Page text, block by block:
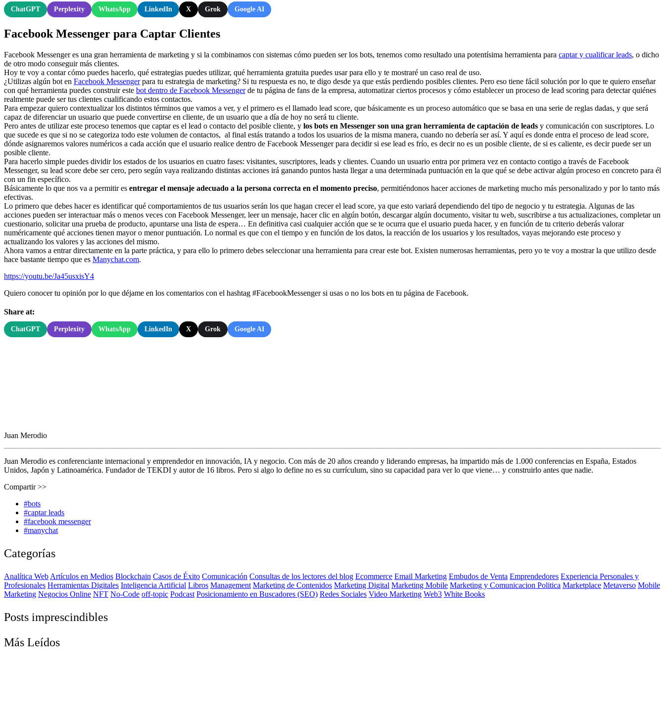
ChatGPT Perplexity WhatsApp LinkedIn X Grok Google AI
Facebook Messenger para Captar Clientes
Facebook Messenger es una gran herramienta de marketing y si la combinamos con sistemas cómo pueden ser los bots, tenemos como resultado una potentísima herramienta para captar y cualificar leads, o dicho
de otro modo conseguir más clientes.
Hoy te voy a contar cómo puedes hacerlo, qué estrategias puedes utilizar, qué herramienta gratuita puedes usar para ello y te mostraré un caso real de uso.
¿Utilizas algún bot en Facebook Messengerpara tu estrategia de marketing? Si tu respuesta es no, te digo desde ya que estás perdiendo posibles clientes. Pero eso tiene fácil solución por lo que te quiero enseñar
con qué herramienta puedes construir este bot dentro de Facebook Messengerde tu página de fans de la empresa, automatizar ciertos procesos y cómo establecer un proceso de lead scoring para detectar quiénes
realmente puede ser tus clientes cualificando estos contactos.
Para empezar quiero contextualizar los distintos términos que vamos a ver, y el primero es el llamado lead score, que básicamente es un proceso automático que se basa en una serie de reglas dadas, y que será
capaz de diferenciar un usuario que puede convertirse en cliente, de un usuario que a día de hoy no será tu cliente.
Pero antes de utilizar este proceso tenemos que captar es el lead o contacto del posible cliente, y los bots en Messenger son una gran herramienta de captación de leads y comunicación con suscriptores. Lo
que sucede es que si no se categoriza todo este volumen de contactos, al final estás tratando a todos los usuarios de la misma manera, cuando no debería ser así. Y aquí es donde entra el proceso de lead score,
dónde asignaremos valores numéricos a cada acción que el usuario realice dentro de Facebook Messenger para decidir si ese lead es frío, es decir no es un posible cliente, de si es caliente, es decir puede ser un
posible cliente.
Para hacerlo simple puedes dividir los estados de los usuarios en cuatro fases: visitantes, suscriptores, leads y clientes. Cuando un usuario entra por primera vez en contacto contigo a través de Facebook
Messenger, su lead score debe ser cero, pero según vaya realizando distintas acciones irá ganando puntos hasta llegar a una determinada puntuación en la que qué se debe activar algún proceso en concreto para él
con un fin específico.
Básicamente lo que nos va a permitir es entregar el mensaje adecuado a la persona correcta en el momento preciso, permitiéndonos hacer acciones de marketing mucho más personalizado y por lo tanto más
efectivas.
Lo primero que debes hacer es identificar qué comportamientos de tus usuarios serán los que hagan crecer el lead score, ya que esto variará dependiendo del tipo de negocio y tu estrategia. Algunas de las
acciones pueden ser interactuar más o menos veces con Facebook Messenger, leer un mensaje, hacer clic en algún botón, descargar algún documento, visitar tu web, suscribirse a tus actualizaciones, completar un
cuestionario, solicitar una prueba de producto, apuntarse una lista de espera… En definitiva casi cualquier acción que se te ocurra que el usuario pueda hacer, y en función de tu criterio deberás valorar
numéricamente qué acciones tienen mayor o menor puntuación. Lo normal es que con el tiempo y en función de los datos, la reacción de los usuarios y los resultados, vayas mejorando este proceso y
actualizando los valores y las acciones del mismo.
Ahora vamos a entrar directamente en la parte práctica, y para ello lo primero debes seleccionar una herramienta para crear este bot. Existen numerosas herramientas, pero yo te voy a mostrar la que utilizo desde
hace bastante tiempo que es Manychat.com.
https://youtu.be/Ja45usxisY4
Quiero conocer tu opinión por lo que déjame en los comentarios con el hashtag #FacebookMessenger si usas o no los bots en tu página de Facebook.
Share at:
ChatGPT Perplexity WhatsApp LinkedIn X Grok Google AI
Juan Merodio
Juan Merodio es conferenciante internacional y emprendedor en innovación, IA y negocio. Con más de 20 años creando y liderando empresas, ha impartido más de 1.000 conferencias en España, Estados
Unidos, Japón y Latinoamérica. Fundador de TEKDI y autor de 16 libros. Pero si algo lo define no es su currículum, sino su capacidad para ver lo que viene… y construirlo antes que nadie.
Compartir >>
#bots
#captar leads
#facebook messenger
#manychat
Categorías
Analítica Web Artículos en Medios Blockchain Casos de Éxito Comunicación Consultas de los lectores del blog Ecommerce Email Marketing Embudos de Venta Emprendedores Experiencia Personales y
Profesionales Herramientas Digitales Inteligencia Artificial Libros Management Marketing de Contenidos Marketing Digital Marketing Mobile Marketing y Comunicacion Politica Marketplace Metaverso Mobile
Marketing Negocios Online NFT No-Code off-topic Podcast Posicionamiento en Buscadores (SEO) Redes Sociales Video Marketing Web3 White Books
Posts imprescindibles
Más Leídos